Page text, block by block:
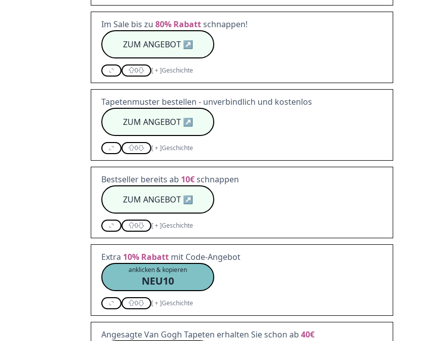
Im Sale bis zu 80% Rabattschnappen!
ZUM ANGEBOT↗
0 [+]Geschichte
Tapetenmuster bestellen - unverbindlich und kostenlos
ZUM ANGEBOT↗
0 [+]Geschichte
Bestseller bereits ab 10€schnappen
ZUM ANGEBOT↗
0 [+]Geschichte
Extra 10% Rabatt mit Code-Angebot
anklicken & kopieren
NEU10
0 [+]Geschichte
Angesagte Van Gogh Tapeten erhalten Sie schon ab 40€